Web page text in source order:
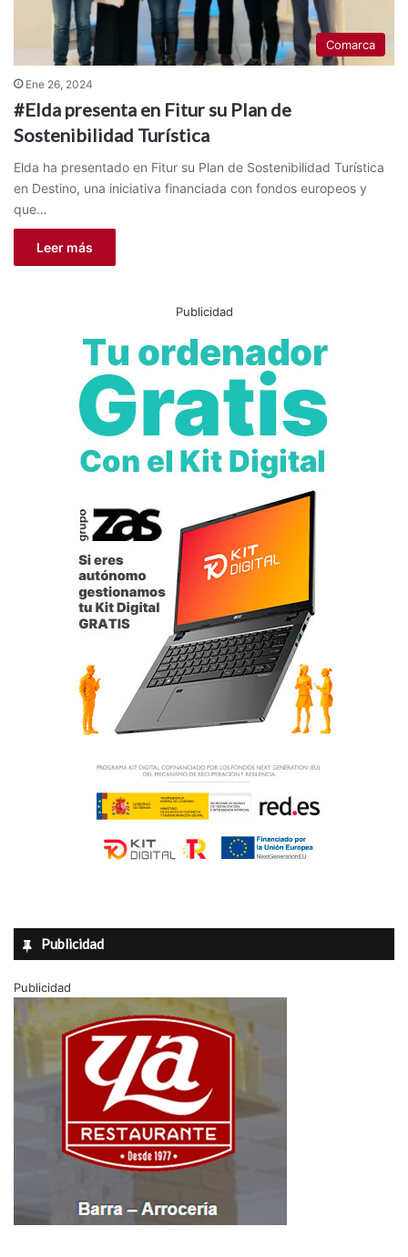
Comarca
Ene 26, 2024
#Elda presenta en Fitur su Plan de
Sostenibilidad Turística
Elda ha presentado en Fitur su Plan de Sostenibilidad Turística
en Destino, una iniciativa financiada con fondos europeos y
que…
Leer más
Publicidad
Publicidad
Publicidad